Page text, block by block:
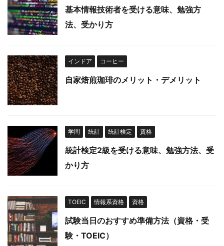
基本情報技術者を受ける意味、勉強方
法、受かり方
インドア コーヒー
自家焙煎珈琲のメリット・デメリット
学問 統計 統計検定 資格
統計検定2級を受ける意味、勉強方法、受
かり方
TOEIC 情報系資格 資格
試験当日のおすすめ準備方法（資格・受
験・TOEIC）